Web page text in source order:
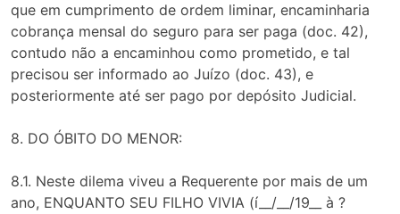
que em cumprimento de ordem liminar, encaminharia
cobrança mensal do seguro para ser paga (doc. 42),
contudo não a encaminhou como prometido, e tal
precisou ser informado ao Juízo (doc. 43), e
posteriormente até ser pago por depósito Judicial.
8. DO ÓBITO DO MENOR:
8.1. Neste dilema viveu a Requerente por mais de um
ano, ENQUANTO SEU FILHO VIVIA (í__/__/19__ à ?